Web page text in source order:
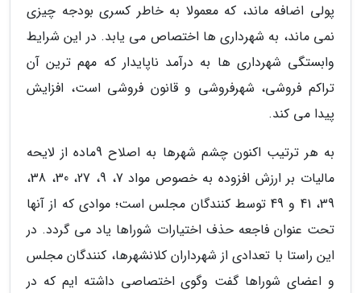
پولی اضافه ماند، که معمولا به خاطر کسری بودجه چیزی
نمی ماند، به شهرداری ها اختصاص می یابد. در این شرایط
وابستگی شهرداری ها به درآمد ناپایدار که مهم ترین آن
تراکم فروشی، شهرفروشی و قانون فروشی است، افزایش
پیدا می کند.
به هر ترتیب اکنون چشم شهرها به اصلاح 9ماده از لایحه
مالیات بر ارزش افزوده به خصوص مواد 7، 9، 27، 30، 38،
39، 41 و 49 توسط کنندگان مجلس است؛ موادی که از آنها
تحت عنوان فاجعه حذف اختیارات شوراها یاد می گردد. در
این راستا با تعدادی از شهرداران کلانشهرها، کنندگان مجلس
و اعضای شوراها گفت وگوی اختصاصی داشته ایم که در